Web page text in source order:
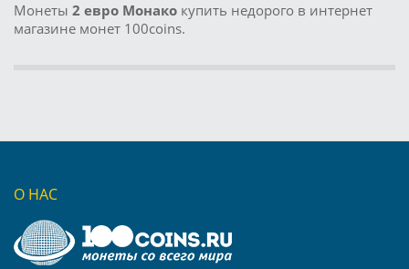
Монеты 2 евро Монако купить недорого в интернет
магазине монет 100coins.
О НАС